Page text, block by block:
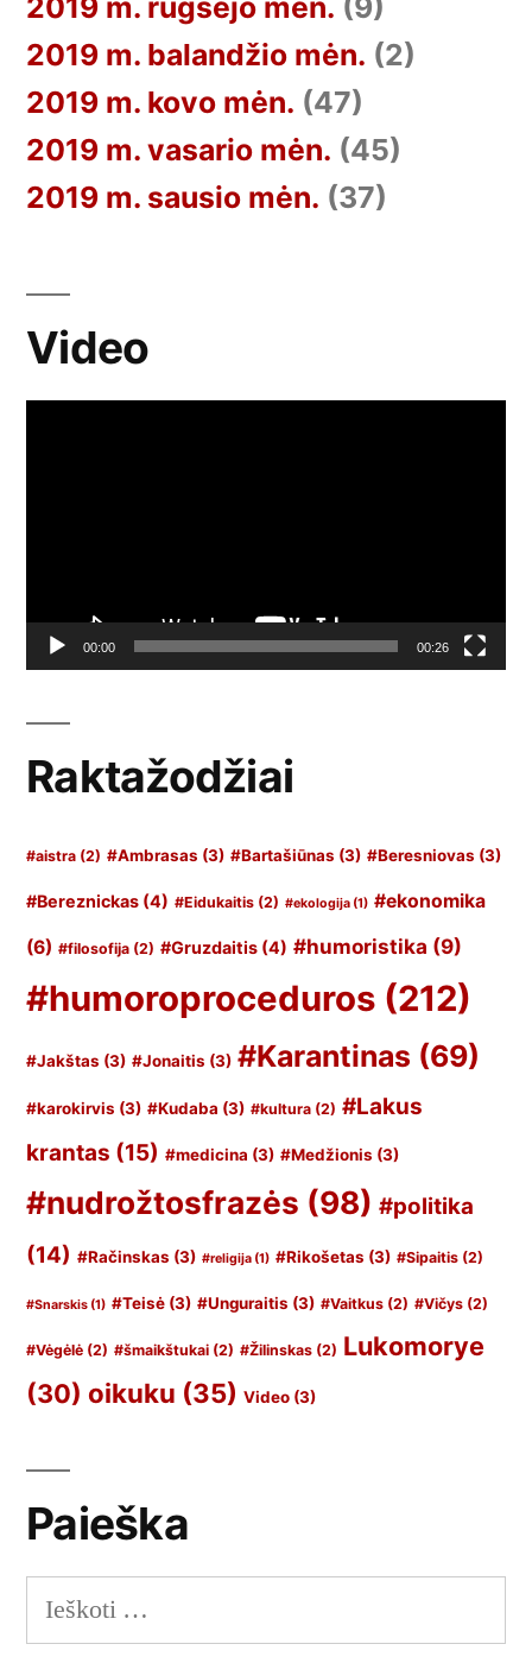
2019 m. rugsėjo mėn. (9)
2019 m. balandžio mėn. (2)
2019 m. kovo mėn. (47)
2019 m. vasario mėn. (45)
2019 m. sausio mėn. (37)
Video
00:00 00:26
Raktažodžiai
#aistra (2) #Ambrasas (3) #Bartašiūnas (3) #Beresniovas (3)
#Bereznickas (4) #Eidukaitis (2) #ekologija (1) #ekonomika
(6) #filosofija (2) #Gruzdaitis (4) #humoristika (9)
#humoroproceduros (212)
#Jakštas (3) #Jonaitis (3) #Karantinas (69)
#karokirvis (3) #Kudaba (3) #kultura (2) #Lakus
krantas (15) #medicina (3) #Medžionis (3)
#nudrožtosfrazės (98) #politika
(14) #Račinskas (3) #religija (1) #Rikošetas (3) #Sipaitis (2)
#Snarskis (1) #Teisė (3) #Unguraitis (3) #Vaitkus (2) #Vičys (2)
#Vėgėlė (2) #šmaikštukai (2) #Žilinskas (2) Lukomorye
(30) oikuku (35) Video (3)
Paieška
Ieškoti: